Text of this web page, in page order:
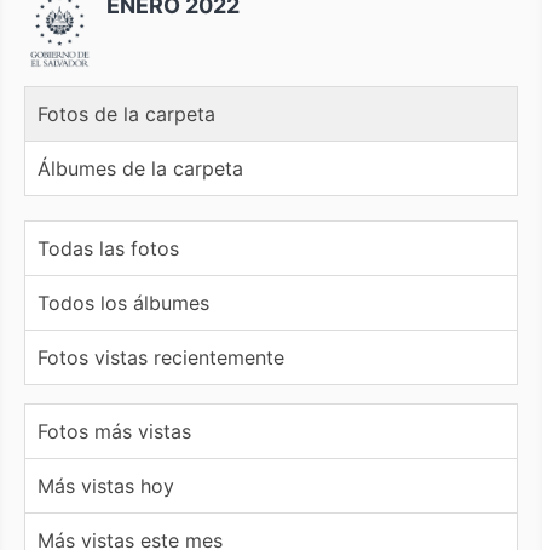
ENERO 2022
Fotos de la carpeta
Álbumes de la carpeta
Todas las fotos
Todos los álbumes
Fotos vistas recientemente
Fotos más vistas
Más vistas hoy
Más vistas este mes